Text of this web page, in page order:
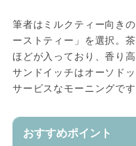
筆者はミルクティー向き
ーストティー」を選択。
ほどが入っており、香り
サンドイッチはオーソド
サービスなモーニングです
おすすめポイント